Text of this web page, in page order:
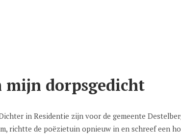
dorpsgedicht
in Residentie zijn voor de gemeente
richtte de poëzietuin opnieuw in en schreef een